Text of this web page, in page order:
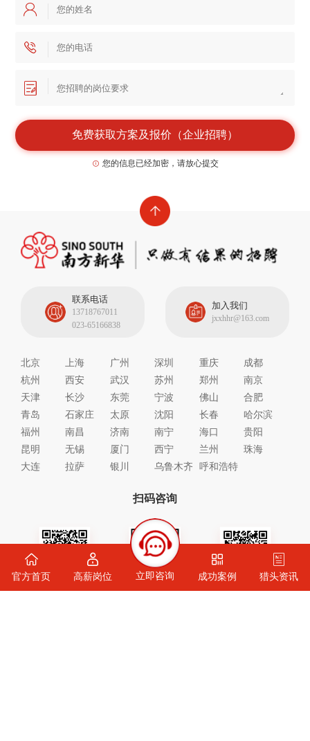
免费获取方案及报价（企业招聘）
您的信息已经加密，请放心提交
联系电话
13718767011
023-65166838
加入我们
jxxhhr@163.com
北京 上海 广州 深圳 重庆
成都
杭州
西安 武汉 苏州 郑州
南京
天津
长沙 东莞 宁波 佛山
合肥
青岛
石家庄 太原 沈阳 长春
哈尔滨
福州
南昌 济南 南宁 海口
贵阳
昆明
无锡 厦门 西宁 兰州
珠海
大连
拉萨 银川 乌鲁木齐 呼和浩特
扫码咨询
官方首页 高薪岗位 立即咨询 成功案例 猎头资讯